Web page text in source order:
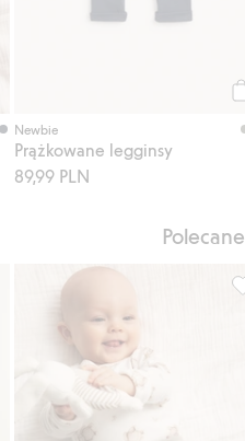
Newbie
Prążkowane legginsy
89,99 PLN
Polecane